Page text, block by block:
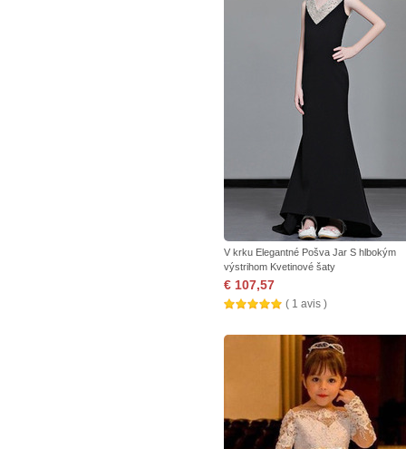
V krku Elegantné Pošva Jar S hlbokým
výstrihom Kvetinové šaty
€ 107,57
( 1 avis )